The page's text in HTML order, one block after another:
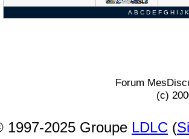
A B C D E F G H I J K
Forum
(c)
1997-2025 Groupe LDLC (